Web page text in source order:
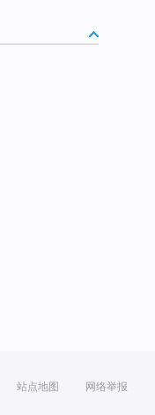
站点地图 网络举报